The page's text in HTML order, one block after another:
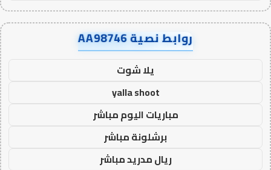
روابط نصية AA98746
يلا شوت
yalla shoot
مباريات اليوم مباشر
برشلونة مباشر
ريال مدريد مباشر